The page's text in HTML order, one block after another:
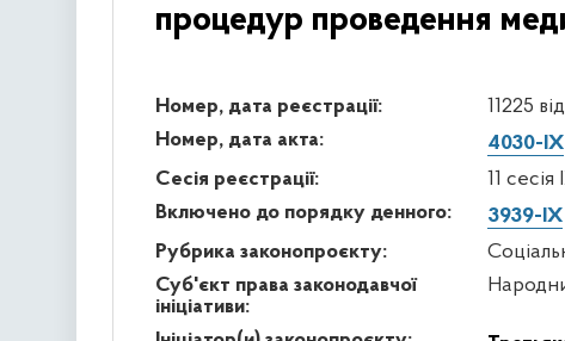
процедур проведення
Номер, дата реєстрації:
11225
Номер, дата акта:
4030-IX
Сесія реєстрації:
11
Включено до порядку денного:
3939-IX
Рубрика законопроєкту:
Суб'єкт права законодавчої
ініціативи: